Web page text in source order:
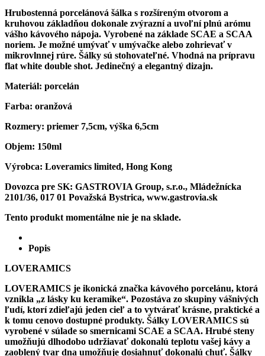
Hrubostenná porcelánová šálka s rozšíreným otvorom a
kruhovou základňou dokonale zvýrazní a uvoľní plnú arómu
vášho kávového nápoja. Vyrobené na základe SCAE a SCAA
noriem. Je možné umývať v umývačke alebo zohrievať v
mikrovlnnej rúre. Šálky sú stohovateľné. Vhodná na prípravu
flat white double shot. Jedinečný a elegantný dizajn.
Materiál: porcelán
Farba: oranžová
Rozmery: priemer 7,5cm, výška 6,5cm
Objem: 150ml
Výrobca: Loveramics limited, Hong Kong
Dovozca pre SK: GASTROVIA Group, s.r.o., Mládežnícka
2101/36, 017 01 Považská Bystrica, www.gastrovia.sk
Tento produkt momentálne nie je na sklade.
Popis
LOVERAMICS
LOVERAMICS je ikonická značka kávového porcelánu, ktorá
vznikla „z lásky ku keramike“. Pozostáva zo skupiny vášnivých
ľudí, ktorí zdieľajú jeden cieľ a to vytvárať krásne, praktické a
k tomu cenovo dostupné produkty. Šálky LOVERAMICS sú
vyrobené v súlade so smernicami SCAE a SCAA. Hrubé steny
umožňujú dlhodobo udržiavať dokonalú teplotu vašej kávy a
zaoblený tvar dna umožňuje dosiahnuť dokonalú chuť. Šálky